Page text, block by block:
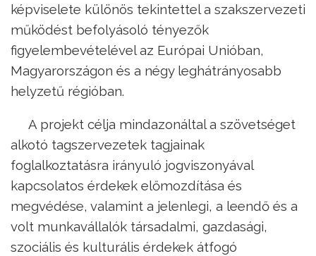
képviselete különös tekintettel a szakszervezeti
működést befolyásoló tényezők
figyelembevételével az Európai Unióban,
Magyarországon és a négy leghátrányosabb
helyzetű régióban.
A projekt célja mindazonáltal a szövetséget
alkotó tagszervezetek tagjainak
foglalkoztatásra irányuló jogviszonyával
kapcsolatos érdekek előmozdítása és
megvédése, valamint a jelenlegi, a leendő és a
volt munkavállalók társadalmi, gazdasági,
szociális és kulturális érdekek átfogó